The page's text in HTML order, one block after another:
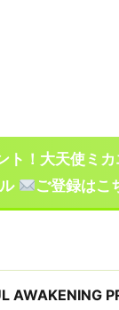
ト！大天使ミ
ご登録はこ
AWAKENING